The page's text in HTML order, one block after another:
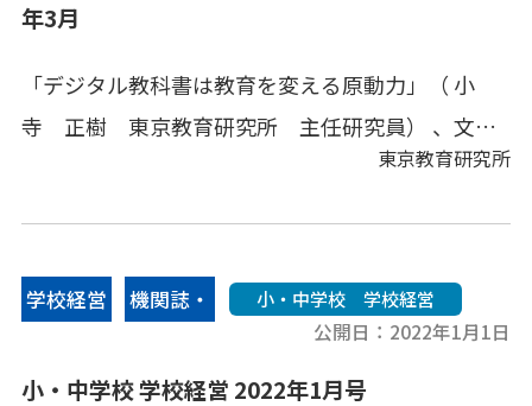
年3月
「デジタル教科書は教育を変える原動力」（ 小
寺 正樹 東京教育研究所 主任研究員） 、文部
科学省情報、地方教育行政情報、その他の教育情
東京教育研究所
学校経営
機関誌・
小・中学校 学校経営
公開日： 2022年1月1日
小・中学校 学校経営 2022年1月号